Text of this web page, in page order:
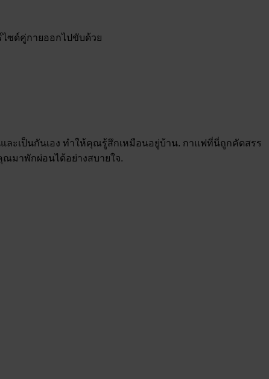
ซด์คู่กายออกไปขับด้วย
ละเป็นกันเอง ทำให้คุณรู้สึกเหมือนอยู่บ้าน. กาแฟที่นี่ถูกคัดสรร
มาพักผ่อนได้อย่างสบายใจ.